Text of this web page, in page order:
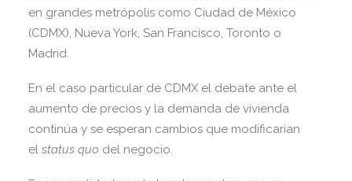
en grandes metrópolis como Ciudad de México
(CDMX), Nueva York, San Francisco, Toronto o
Madrid.
En el caso particular de CDMX el debate ante el
aumento de precios y la demanda de vivienda
continúa y se esperan cambios que modificarían
el status quo del negocio.